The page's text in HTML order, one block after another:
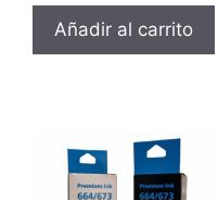
Añadir al carrito